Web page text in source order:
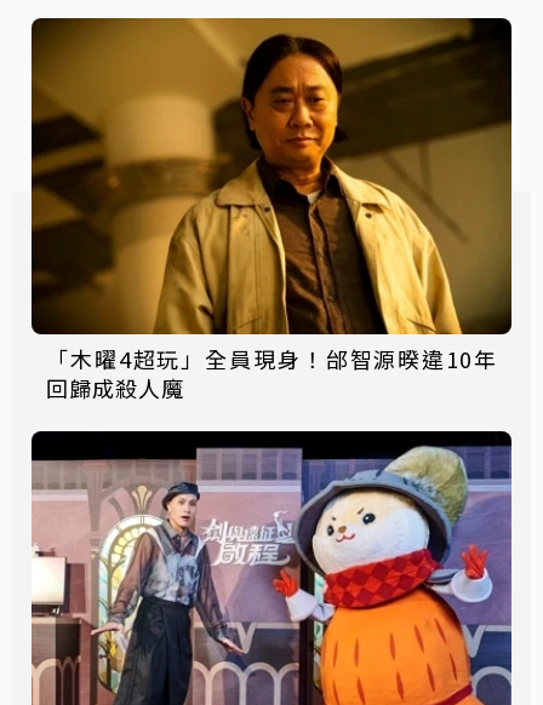
「木曜4超玩」全員現身！邰智源暌違10年
回歸成殺人魔